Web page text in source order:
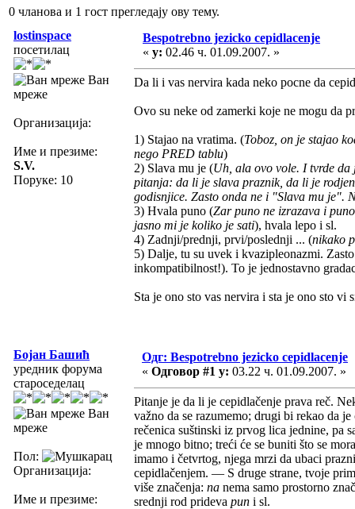
0 чланова и 1 гост прегледају ову тему.
lostinspace
посетилац
Ван
мреже
Организација:
Име и презиме:
S.V.
Поруке: 10
Bespotrebno jezicko cepidlacenje
« у: 02.46 ч. 01.09.2007. »
Da li i vas nervira kada neko pocne da
Ovo su neke od zamerki koje ne mogu da
1) Stajao na vratima. (Toboz, on je stajao
nego PRED tablu)
2) Slava mu je (Uh, ala ovo vole. I tvrde
pitanja: da li je slava praznik, da li je
godisnjice. Zasto onda ne i "Slava mu je".
3) Hvala puno (Zar puno ne izrazava i
jasno mi je koliko je sati), hvala lepo i sl.
4) Zadnji/prednji, prvi/poslednji ... (nikako
5) Dalje, tu su uvek i kvazipleonazmi.
inkompatibilnost!). To je jednostavno
Sta je ono sto vas nervira i sta je ono sto vi
Бојан Башић
уредник форума
староседелац
Ван
мреже
Пол:
Организација:
Име и презиме:
Одг: Bespotrebno jezicko cepidlacenje
« Одговор #1 у: 03.22 ч. 01.09.2007. »
Pitanje je da li je cepidlačenje prava reč.
važno da se razumemo; drugi bi rekao da
rečenica suštinski iz prvog lica jednine, pa
je mnogo bitno; treći će se buniti što se
imamo i četvrtog, njega mrzi da ubaci
cepidlačenjem. — S druge strane, tvoje
više značenja: na nema samo prostorno
srednji rod prideva pun i sl.